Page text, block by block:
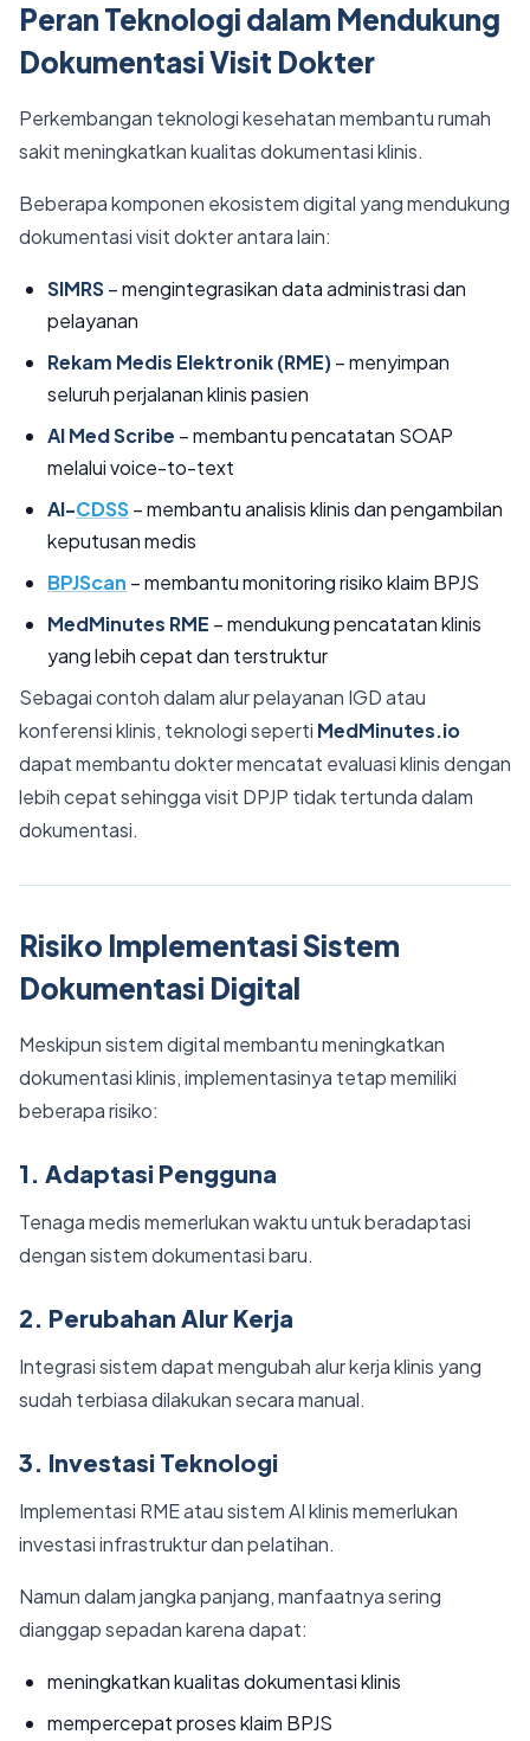
Peran Teknologi dalam Mendukung
Dokumentasi Visit Dokter
Perkembangan teknologi kesehatan membantu rumah
sakit meningkatkan kualitas dokumentasi klinis.
Beberapa komponen ekosistem digital yang mendukung
dokumentasi visit dokter antara lain:
SIMRS– mengintegrasikan data administrasi dan
pelayanan
Rekam Medis Elektronik (RME)– menyimpan
seluruh perjalanan klinis pasien
AI Med Scribe – membantu pencatatan SOAP
melalui voice-to-text
AI-CDSS– membantu analisis klinis dan pengambilan
keputusan medis
BPJScan – membantu monitoring risiko klaim BPJS
MedMinutes RME – mendukung pencatatan klinis
yang lebih cepat dan terstruktur
Sebagai contoh dalam alur pelayanan IGD atau
konferensi klinis, teknologi seperti MedMinutes.io
dapat membantu dokter mencatat evaluasi klinis dengan
lebih cepat sehingga visit DPJP tidak tertunda dalam
dokumentasi.
Risiko Implementasi Sistem
Dokumentasi Digital
Meskipun sistem digital membantu meningkatkan
dokumentasi klinis, implementasinya tetap memiliki
beberapa risiko:
1. Adaptasi Pengguna
Tenaga medis memerlukan waktu untuk beradaptasi
dengan sistem dokumentasi baru.
2. Perubahan Alur Kerja
Integrasi sistem dapat mengubah alur kerja klinis yang
sudah terbiasa dilakukan secara manual.
3. Investasi Teknologi
Implementasi RME atau sistem AI klinis memerlukan
investasi infrastruktur dan pelatihan.
Namun dalam jangka panjang, manfaatnya sering
dianggap sepadan karena dapat:
meningkatkan kualitas dokumentasi klinis
mempercepat proses klaim BPJS